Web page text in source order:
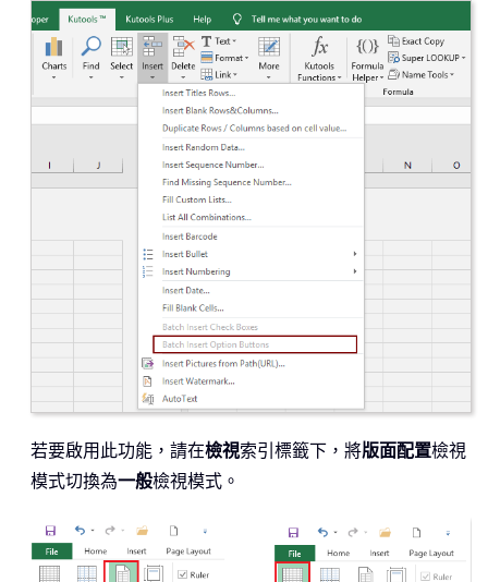
若要啟用此功能，請在檢視索引標籤下，將版面配置檢視
模式切換為一般檢視模式。